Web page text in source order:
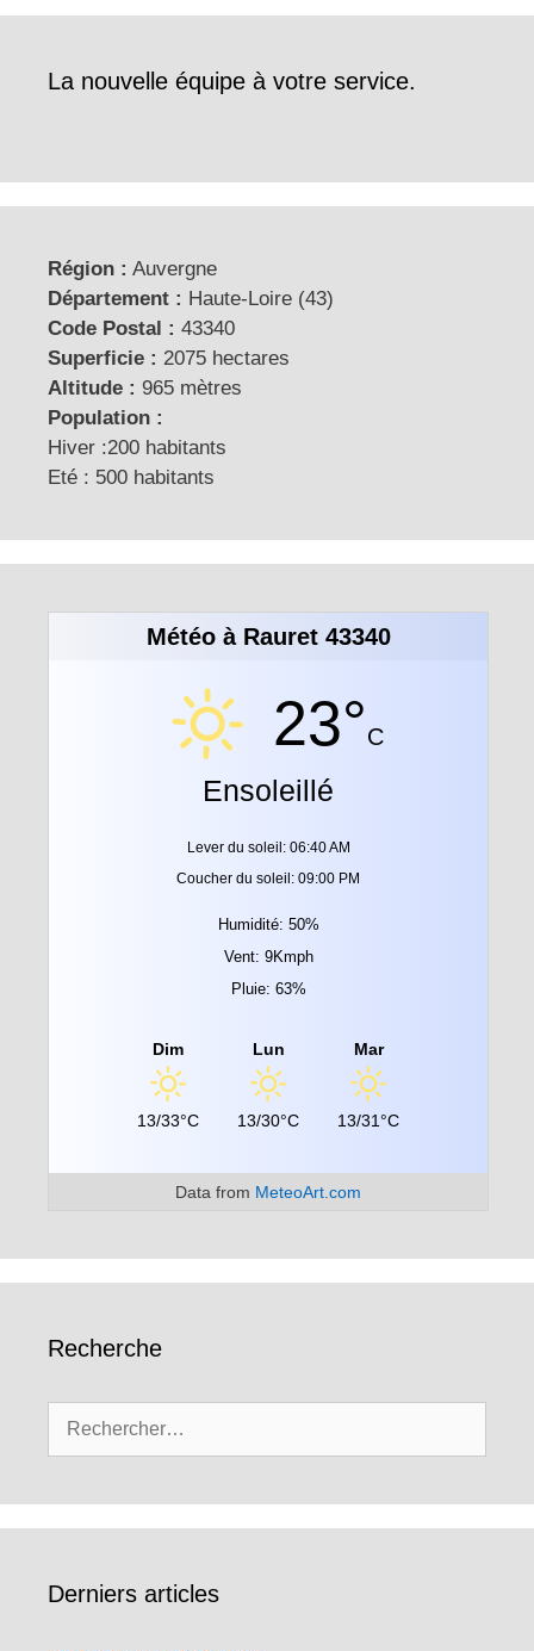
La nouvelle équipe à votre service.
Région : Auvergne
Département : Haute-Loire (43)
Code Postal : 43340
Superficie : 2075 hectares
Altitude : 965 mètres
Population :
Hiver :200 habitants
Eté : 500 habitants
Météo à Rauret 43340
23°C
Ensoleillé
Lever du soleil: 06:40 AM
Coucher du soleil: 09:00 PM
Humidité: 50%
Vent: 9Kmph
Pluie: 63%
Dim
13/33°C
Lun
13/30°C
Mar
13/31°C
Data from MeteoArt.com
Recherche
Rechercher :
Derniers articles